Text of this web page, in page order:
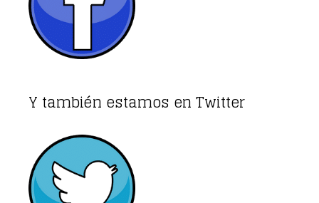
Y también estamos en Twitter